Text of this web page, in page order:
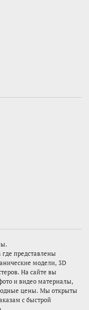
представлены
модели, 3D
На сайте вы
и видео материалы,
цены. Мы открыты
с быстрой